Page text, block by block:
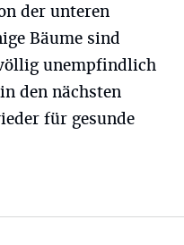
der unteren
Bäume sind
unempfindlich
den nächsten
für gesunde